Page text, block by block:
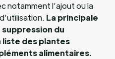
notamment l’ajout ou la
La principale
suppression du
liste des plantes
alimentaires.